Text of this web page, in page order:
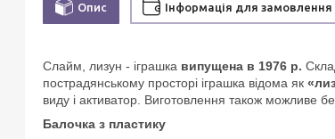
Опис Інформація для замовлення
Слайм, лизун - іграшка випущена в 1976 р.
пострадянському просторі іграшка відома як
виду і активатор. Виготовлення також можливе
Балочка з пластику